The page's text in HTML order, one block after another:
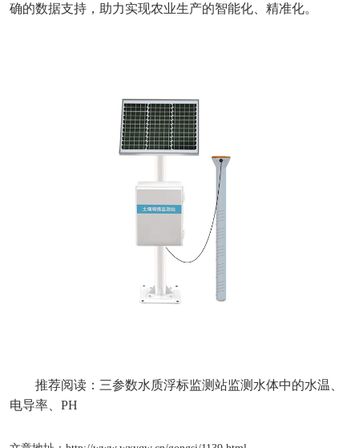
确的数据支持，助力实现农业生产的智能化、精准化。
推荐阅读： 三参数水质浮标监测站监测水体中的水温、
电导率、PH